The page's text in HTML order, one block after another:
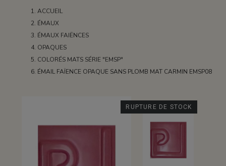
ACCUEIL
ÉMAUX
ÉMAUX FAIËNCES
OPAQUES
COLORÉS MATS SÉRIE "EMSP"
ÉMAIL FAÏENCE OPAQUE SANS PLOMB MAT CARMIN EMSP08
RUPTURE DE STOCK